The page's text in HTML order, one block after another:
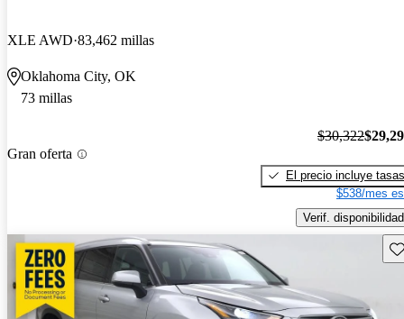
XLE AWD 83,462 millas
Oklahoma City, OK
73 millas
Gran oferta
$30,322
El precio incluye tasas
$538/mes
Verif. disponibilidad